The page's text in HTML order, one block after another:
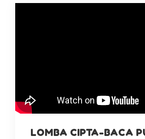
LOMBA CIPTA-BACA